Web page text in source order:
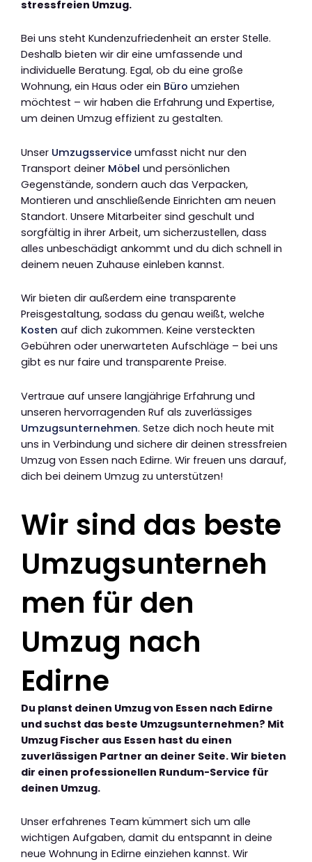
stressfreien Umzug.
Bei uns steht Kundenzufriedenheit an erster Stelle.
Deshalb bieten wir dir eine umfassende und
individuelle Beratung. Egal, ob du eine große
Wohnung, ein Haus oder ein Büro umziehen
möchtest – wir haben die Erfahrung und Expertise,
um deinen Umzug effizient zu gestalten.
Unser Umzugsservice umfasst nicht nur den
Transport deiner Möbel und persönlichen
Gegenstände, sondern auch das Verpacken,
Montieren und anschließende Einrichten am neuen
Standort. Unsere Mitarbeiter sind geschult und
sorgfältig in ihrer Arbeit, um sicherzustellen, dass
alles unbeschädigt ankommt und du dich schnell in
deinem neuen Zuhause einleben kannst.
Wir bieten dir außerdem eine transparente
Preisgestaltung, sodass du genau weißt, welche
Kosten auf dich zukommen. Keine versteckten
Gebühren oder unerwarteten Aufschläge – bei uns
gibt es nur faire und transparente Preise.
Vertraue auf unsere langjährige Erfahrung und
unseren hervorragenden Ruf als zuverlässiges
Umzugsunternehmen. Setze dich noch heute mit
uns in Verbindung und sichere dir deinen stressfreien
Umzug von Essen nach Edirne. Wir freuen uns darauf,
dich bei deinem Umzug zu unterstützen!
Wir sind das beste
Umzugsunterneh
men für den
Umzug nach
Edirne
Du planst deinen Umzug von Essen nach Edirne
und suchst das beste Umzugsunternehmen? Mit
Umzug Fischer aus Essen hast du einen
zuverlässigen Partner an deiner Seite. Wir bieten
dir einen professionellen Rundum-Service für
deinen Umzug.
Unser erfahrenes Team kümmert sich um alle
wichtigen Aufgaben, damit du entspannt in deine
neue Wohnung in Edirne einziehen kannst. Wir